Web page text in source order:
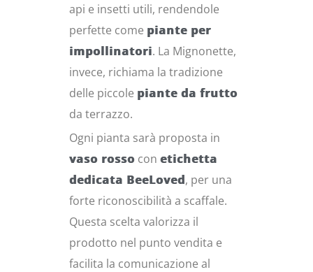
api e insetti utili, rendendole
perfette come piante per
impollinatori. La Mignonette,
invece, richiama la tradizione
delle piccole piante da frutto
da terrazzo.
Ogni pianta sarà proposta in
vaso rosso con etichetta
dedicata BeeLoved, per una
forte riconoscibilità a scaffale.
Questa scelta valorizza il
prodotto nel punto vendita e
facilita la comunicazione al